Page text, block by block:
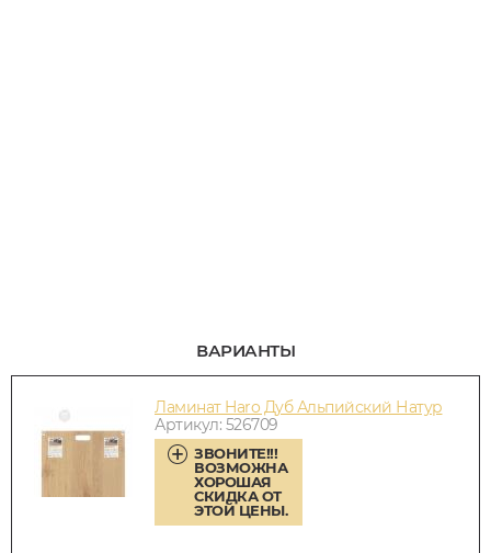
ВАРИАНТЫ
Ламинат Haro Дуб Альпийский Натур
Артикул: 526709
ЗВОНИТЕ!!!
ВОЗМОЖНА
ХОРОШАЯ
СКИДКА ОТ
ЭТОЙ ЦЕНЫ.